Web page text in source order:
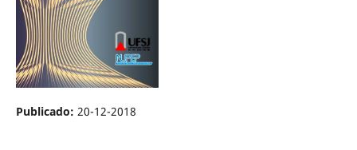
Publicado: 20-12-2018